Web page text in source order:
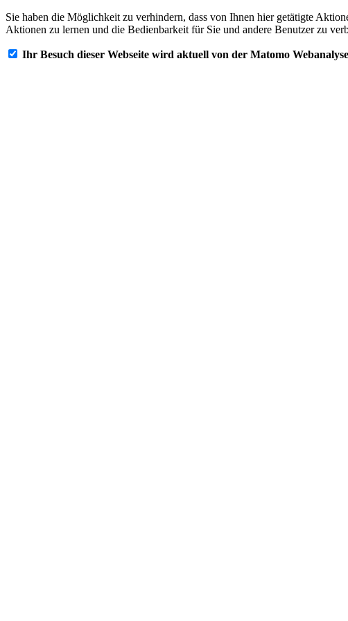
Sie haben die Möglichkeit zu verhindern, dass von Ihnen hier getätigte
Aktionen zu lernen und die Bedienbarkeit für Sie und andere Benutzer zu
Ihr Besuch dieser Webseite wird aktuell von der Matomo